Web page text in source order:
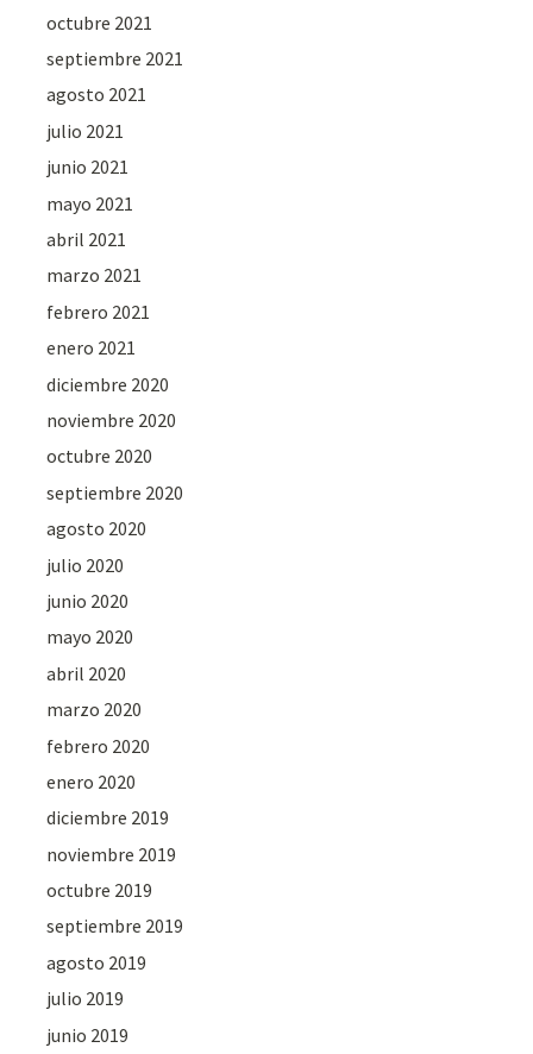
octubre 2021
septiembre 2021
agosto 2021
julio 2021
junio 2021
mayo 2021
abril 2021
marzo 2021
febrero 2021
enero 2021
diciembre 2020
noviembre 2020
octubre 2020
septiembre 2020
agosto 2020
julio 2020
junio 2020
mayo 2020
abril 2020
marzo 2020
febrero 2020
enero 2020
diciembre 2019
noviembre 2019
octubre 2019
septiembre 2019
agosto 2019
julio 2019
junio 2019